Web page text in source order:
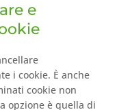
e
i cookie. È anche
cookie non
opzione è quella di